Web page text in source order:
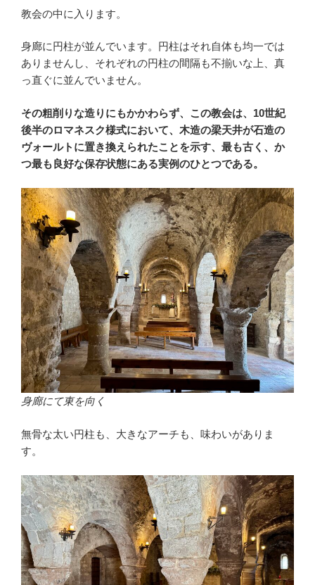
教会の中に入ります。
身廊に円柱が並んでいます。円柱はそれ自体も均一では
ありませんし、それぞれの円柱の間隔も不揃いな上、真
っ直ぐに並んでいません。
その粗削りな造りにもかかわらず、この教会は、10世紀
後半のロマネスク様式において、木造の梁天井が石造の
ヴォールトに置き換えられたことを示す、最も古く、か
つ最も良好な保存状態にある実例のひとつである。
身廊にて東を向く
無骨な太い円柱も、大きなアーチも、味わいがありま
す。